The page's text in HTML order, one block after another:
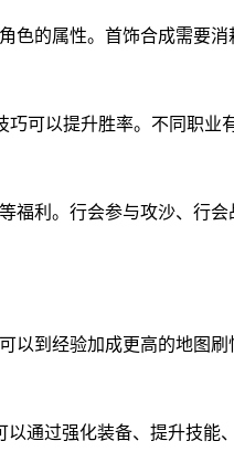
色的属性。首饰合成需要
可以提升胜率。不同职业
福利。行会参与攻沙、行会
以到经验加成更高的地图刷
通过强化装备、提升技能